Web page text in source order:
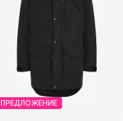
ПРЕДЛОЖЕНИЕ